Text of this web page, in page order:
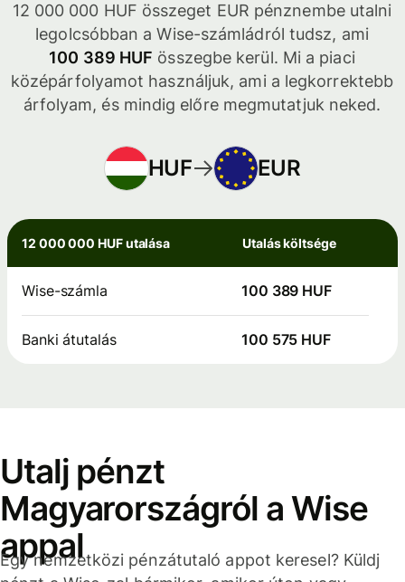
12 000 000 HUF összeget EUR pénznembe utalni
legolcsóbban a Wise-számládról tudsz, ami
100 389 HUF összegbe kerül. Mi a piaci
középárfolyamot használjuk, ami a legkorrektebb
árfolyam, és mindig előre megmutatjuk neked.
HUF EUR
12 000 000 HUF utalása Utalás költsége
Wise-számla 100 389 HUF
Banki átutalás 100 575 HUF
Utalj pénzt
Magyarországról a Wise
appal
Egy nemzetközi pénzátutaló appot keresel? Küldj